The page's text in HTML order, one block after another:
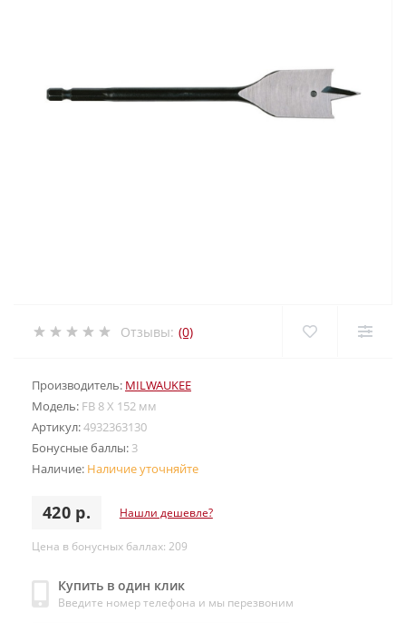
Отзывы: (0)
Производитель: MILWAUKEE
Модель: FB 8 X 152 мм
Артикул:4932363130
Бонусные баллы: 3
Наличие: Наличие уточняйте
420 р. Нашли дешевле?
Цена в бонусных баллах: 209
Купить в один клик
Введите номер телефона и мы перезвоним